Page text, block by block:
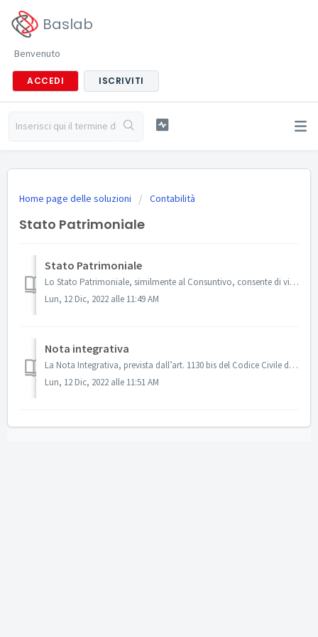
Baslab
Benvenuto
ACCEDI ISCRIVITI
Home page delle soluzioni Contabilità
Stato Patrimoniale
Stato Patrimoniale
Lo Stato Patrimoniale, similmente al Consuntivo, consente di visualizzare tutte le singole scritture (B) che compongono le voci sintetiche riportate (A). C...
Lun, 12 Dic, 2022 alle 11:49 AM
Nota integrativa
La Nota Integrativa, prevista dall’art. 1130 bis del Codice Civile dà la possibilità di compilare una descrizione generica sull’andamento del Bilancio e com...
Lun, 12 Dic, 2022 alle 11:51 AM